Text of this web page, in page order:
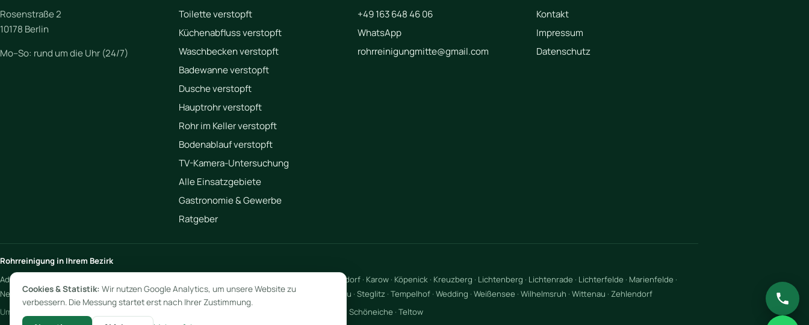
Rosenstraße 2
10178 Berlin
Mo–So: rund um die Uhr (24/7)
Toilette verstopft
Küchenabfluss verstopft
Waschbecken verstopft
Badewanne verstopft
Dusche verstopft
Hauptrohr verstopft
Rohr im Keller verstopft
Bodenablauf verstopft
TV-Kamera-Untersuchung
Alle Einsatzgebiete
Gastronomie & Gewerbe
Ratgeber
+49 163 648 46 06
WhatsApp
rohrreinigungmitte@gmail.com
Kontakt
Impressum
Datenschutz
Rohrreinigung in Ihrem Bezirk
Adlershof
Hellersdorf · Karow · Köpenick · Kreuzberg · Lichtenberg · Lichtenrade · Lichterfelde · Marienfelde ·
Neukölln·Pankow·Prenzlauer Berg·Reinickendorf·Rosenthal·Rudow·Schöneberg Spandau · Steglitz · Tempelhof · Wedding · Weißensee · Wilhelmsruh · Wittenau · Zehlendorf
Umland:
Schöneiche · Teltow
Cookies & Statistik: Wir nutzen Google Analytics, um unsere Website zu
verbessern. Die Messung startet erst nach Ihrer Zustimmung.